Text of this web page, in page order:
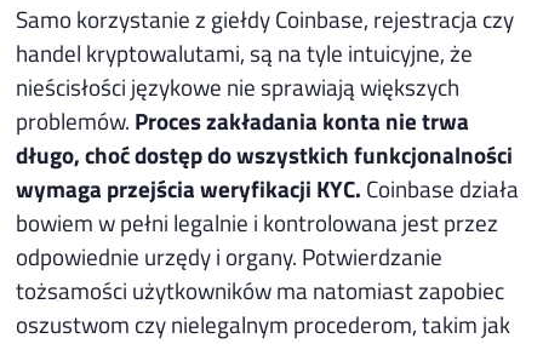
Samo korzystanie z giełdy Coinbase, rejestracja czy
handel kryptowalutami, są na tyle intuicyjne, że
nieścisłości językowe nie sprawiają większych
problemów. Proces zakładania konta nie trwa
długo, choć dostęp do wszystkich funkcjonalności
wymaga przejścia weryfikacji KYC. Coinbase działa
bowiem w pełni legalnie i kontrolowana jest przez
odpowiednie urzędy i organy. Potwierdzanie
tożsamości użytkowników ma natomiast zapobiec
oszustwom czy nielegalnym procederom, takim jak